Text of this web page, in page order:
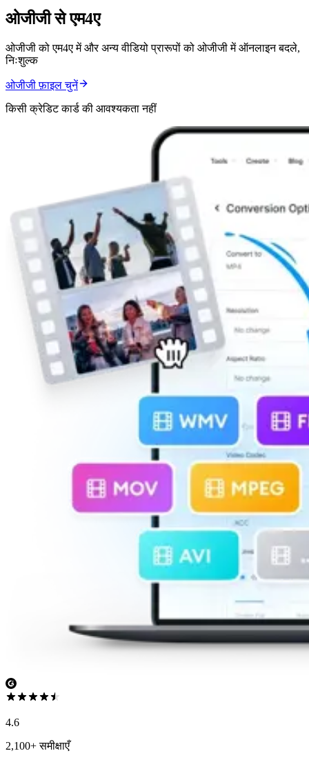
ओजीजी से एम4ए
ओजीजी को एम4ए में और अन्य वीडियो प्रारूपों को ओजीजी में ऑनलाइन बदले,
निःशुल्क
ओजीजी फ़ाइल चुनें
किसी क्रेडिट कार्ड की आवश्यकता नहीं
4.6
2,100+ समीक्षाएँ